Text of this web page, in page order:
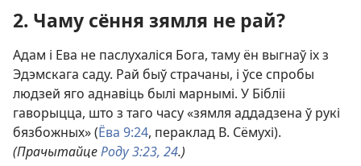
video
2. Чаму сёння зямля не рай?
Адам і Ева не паслухаліся Бога, таму ён выгнаў іх з
Эдэмскага саду. Рай быў страчаны, і ўсе спробы
людзей яго аднавіць былі марнымі. У Бібліі
гаворыцца, што з таго часу «зямля аддадзена ў рукі
бязбожных» (Ёва 9:24, пераклад В. Сёмухі).
(ПрачытайцеРоду 3:23, 24.)